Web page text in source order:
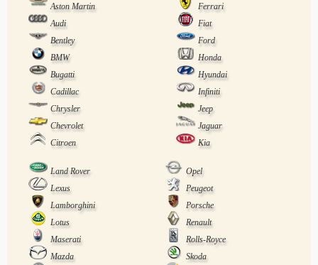
Aston Martin
Ferrari
Audi
Fiat
Bentley
Ford
BMW
Honda
Bugatti
Hyundai
Cadillac
Infiniti
Chrysler
Jeep
Chevrolet
Jaguar
Citroen
Kia
Land Rover
Opel
Lexus
Peugeot
Lamborghini
Porsche
Lotus
Renault
Maserati
Rolls-Royce
Mazda
Skoda